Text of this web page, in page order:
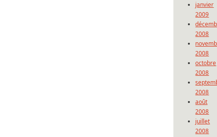
janvier
2009
2008
2008
octobre
2008
2008
août
2008
juillet
2008